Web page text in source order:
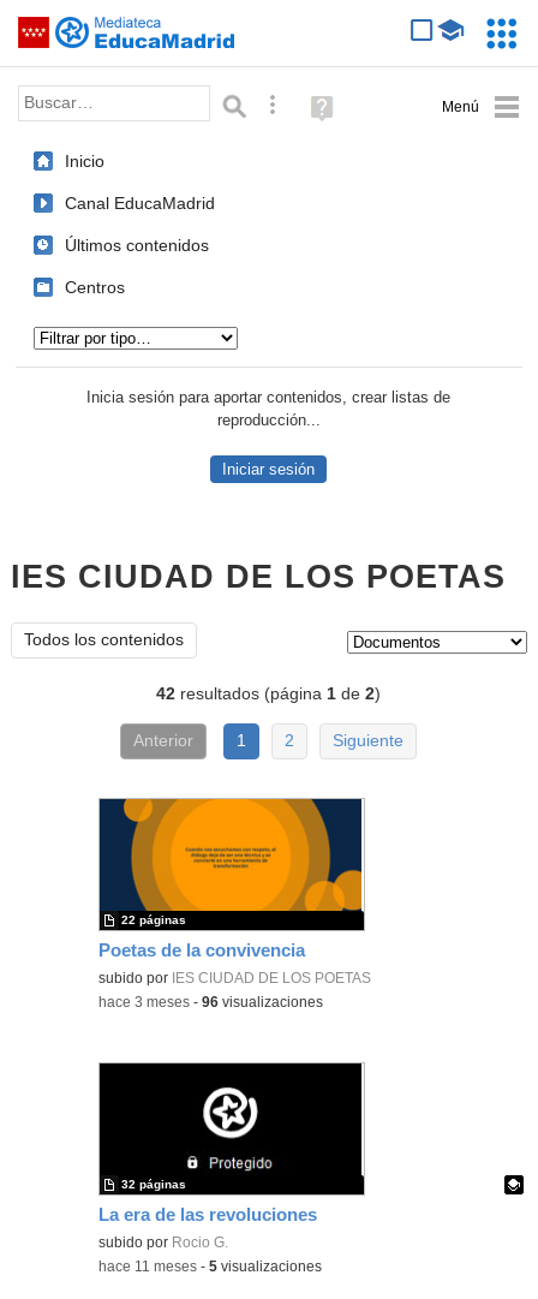
Saltar navegación
Palabra o frase: Búsqueda avanzada
Ayuda
(en
Inicio
Canal EducaMadrid
Últimos contenidos
Centros
Inicia sesión para aportar contenidos, crear listas de
reproducción...
Iniciar sesión
IES CIUDAD DE LOS POETAS
Todos los contenidos
42 resultados (página1 de2)
Anterior 1 2 Siguiente
Poetas de la convivencia
subido por IES CIUDAD DE LOS POETAS
22 páginas
-hace 3 meses -96 visualizaciones
La era de las revoluciones
Contenido educativo.
subido por Rocio G.
32 páginas
-hace 11 meses -5 visualizaciones